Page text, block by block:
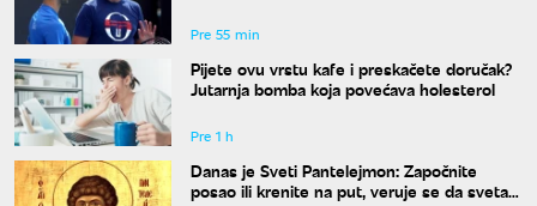
Pre 55 min
Pijete ovu vrstu kafe i preskačete doručak?
Jutarnja bomba koja povećava holesterol
Pre 1 h
Danas je Sveti Pantelejmon: Započnite
posao ili krenite na put, veruje se da svetac